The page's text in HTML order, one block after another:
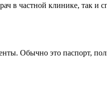
в частной клинике, так
Обычно это паспорт,